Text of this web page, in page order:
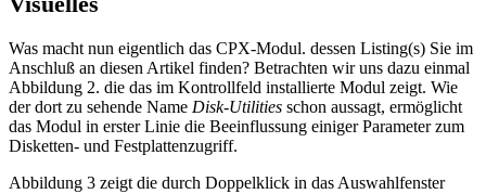
Was macht nun eigentlich das CPX-Modul. dessen Listing(s) Sie im
Anschluß an diesen Artikel finden? Betrachten wir uns dazu einmal
Abbildung 2. die das im Kontrollfeld installierte Modul zeigt. Wie
der dort zu sehende Name Disk-Utilities schon aussagt, ermöglicht
das Modul in erster Linie die Beeinflussung einiger Parameter zum
Disketten- und Festplattenzugriff.
Abbildung 3 zeigt die durch Doppelklick in das Auswahlfenster